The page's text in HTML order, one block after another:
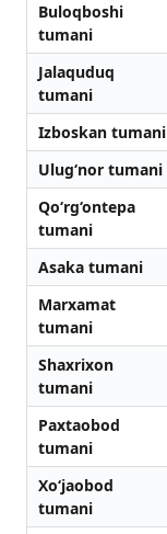
Buloqboshi
tumani
Jalaquduq
tumani
Izboskan tumani
Ulug‘nor tumani
Qo‘rg‘ontepa
tumani
Asaka tumani
Marxamat
tumani
Shaxrixon
tumani
Paxtaobod
tumani
Xo‘jaobod
tumani